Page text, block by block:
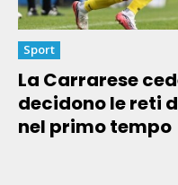
Sport
La Carrarese
decidono le reti
nel primo tempo